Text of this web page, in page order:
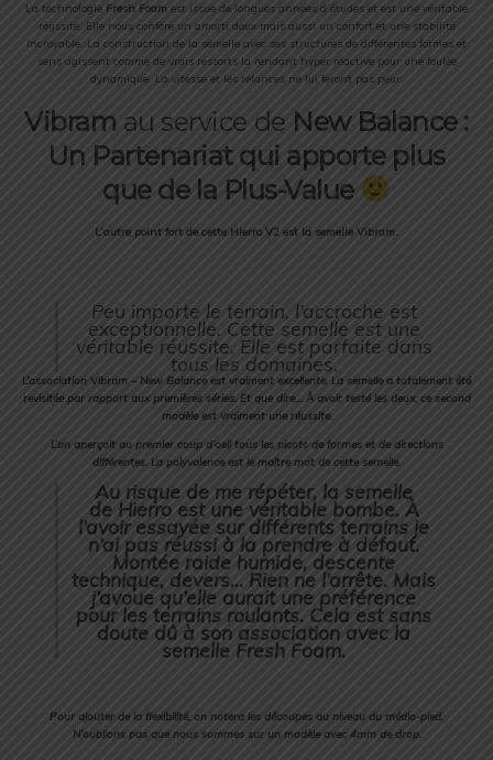
La technologie Fresh Foam est issue de longues années d’études et est une véritable
réussite. Elle nous confère un amorti doux mais aussi un confort et une stabilité
incroyable. La construction de la semelle avec ses structures de différentes formes et
sens agissent comme de vrais ressorts la rendant hyper réactive pour une foulée
dynamique. La vitesse et les relances ne lui feront pas peur.
Vibram au service de New Balance :
Un Partenariat qui apporte plus
que de la Plus-Value
L’autre point fort de cette Hierro V2 est la semelle Vibram.
Peu importe le terrain, l’accroche est
exceptionnelle. Cette semelle est une
véritable réussite. Elle est parfaite dans
tous les domaines.
L’association Vibram – New Balance est vraiment excellente. La semelle a totalement été
revisitée par rapport aux premières séries. Et que dire… À avoir testé les deux, ce second
modèle est vraiment une réussite.
L’on aperçoit au premier coup d’oeil tous les picots de formes et de directions
différentes. La polyvalence est le maître mot de cette semelle.
Au risque de me répéter, la semelle
de Hierro est une véritable bombe. À
l’avoir essayée sur différents terrains je
n’ai pas réussi à la prendre à défaut.
Montée raide humide, descente
technique, devers… Rien ne l’arrête. Mais
j’avoue qu’elle aurait une préférence
pour les terrains roulants. Cela est sans
doute dû à son association avec la
semelle Fresh Foam.
Pour ajouter de la flexibilité, on notera les découpes au niveau du médio-pied.
N’oublions pas que nous sommes sur un modèle avec 4mm de drop.